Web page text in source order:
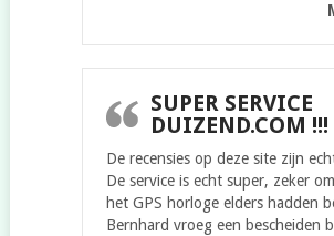
SUPER SERVICE
DUIZEND.COM !!!
De recensies op deze site zijn
De service is echt super, zeker
het GPS horloge elders hadden
Bernhard vroeg een bescheiden